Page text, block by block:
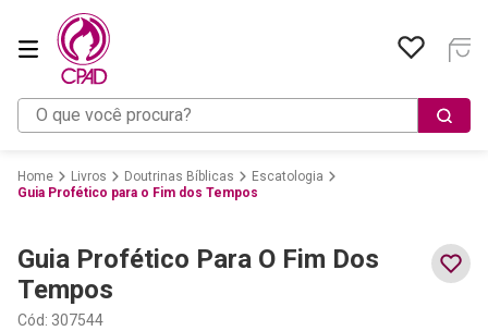
O que você procura?
Livros Doutrinas Bíblicas
Escatologia
Guia Profético para o Fim dos Tempos
Guia Profético Para O Fim Dos
Tempos
Cód: 307544